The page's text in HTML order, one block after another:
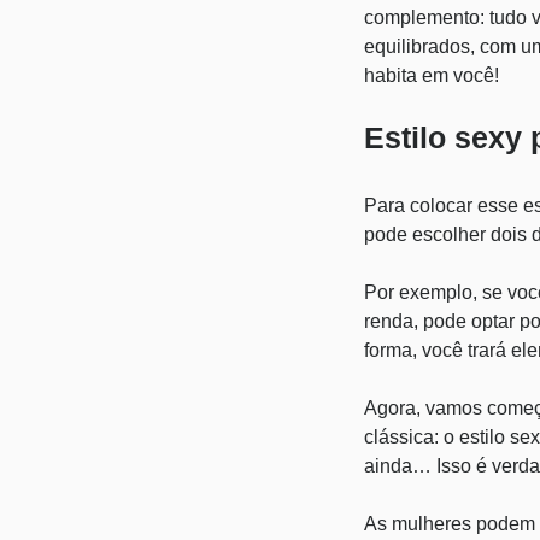
complemento: tudo
equilibrados, com
habita em você!
Estilo sexy
Para colocar esse
pode escolher dois
Por exemplo, se
renda, pode optar
forma, você trará
Agora, vamos
clássica: o estilo
ainda… Isso é
As mulheres